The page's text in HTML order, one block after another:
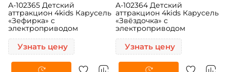
A-102365 Детский
аттракцион 4kids Карусель
«Зефирка» c
электроприводом
Узнать цену
A-102364 Детский
аттракцион 4kids Карусель
«Звёздочка» c
электроприводом
Узнать цену